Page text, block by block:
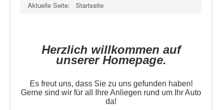
Team
Kontakt
Aktuelle Seite: Startseite
Herzlich willkommen auf
unserer Homepage.
Es freut uns, dass Sie zu uns gefunden haben!
Gerne sind wir für all Ihre Anliegen rund um Ihr Auto
da!